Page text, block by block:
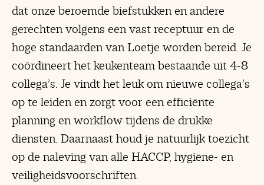
dat onze beroemde biefstukken en andere
gerechten volgens een vast receptuur en de
hoge standaarden van Loetje worden bereid. Je
coördineert het keukenteam bestaande uit 4-8
collega’s. Je vindt het leuk om nieuwe collega’s
op te leiden en zorgt voor een efficiënte
planning en workflow tijdens de drukke
diensten. Daarnaast houd je natuurlijk toezicht
op de naleving van alle HACCP, hygiëne- en
veiligheidsvoorschriften.